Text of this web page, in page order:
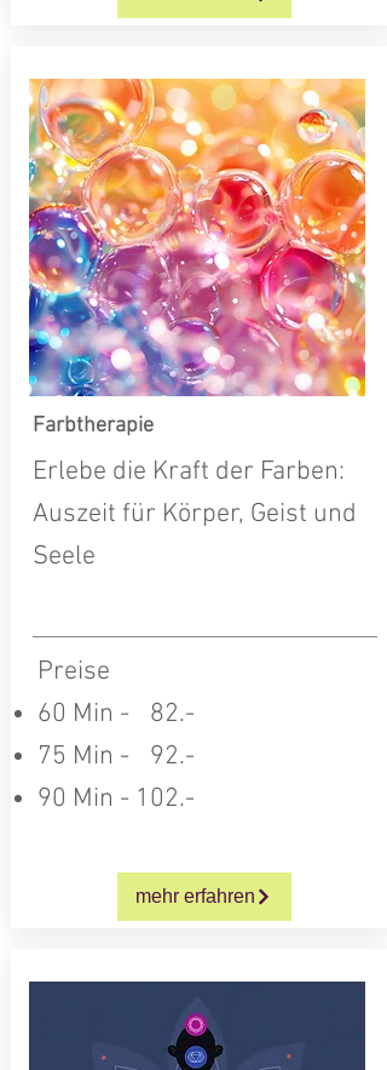
Farbtherapie
Erlebe die Kraft der Farben:
Auszeit für Körper, Geist und
Seele
Preise
60 Min -
82.-
75 Min -
92.-
90 Min - 102.-
mehr erfahren